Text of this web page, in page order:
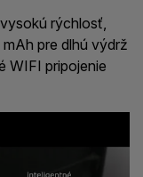
rýchlosť,
pre dlhú výdrž
WIFI pripojenie